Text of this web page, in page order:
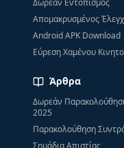
Δωρεάν Εντοπισμός
Απομακρυσμένος
Android APK Download
Εύρεση Χαμένου
Άρθρα
Δωρεάν
2025
Παρακολούθηση
Σημάδια Απιστίας